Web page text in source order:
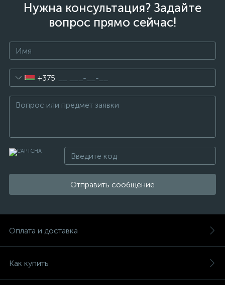
Нужна консультация? Задайте
вопрос прямо сейчас!
+375
Отправить сообщение
Оплата и доставка
Как купить